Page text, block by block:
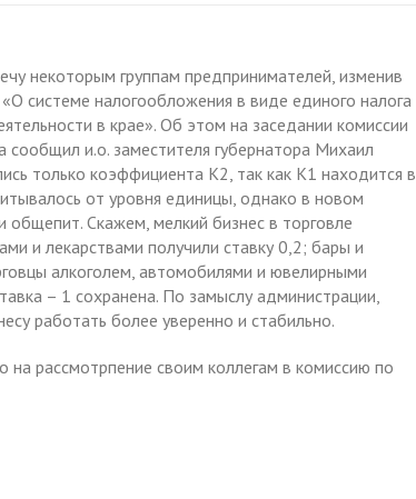
некоторым группам предпринимателей, изменив
системе налогообложения в виде единого налога
в крае». Об этом на заседании комиссии
и.о. заместителя губернатора Михаил
только коэффициента К2, так как К1 находится в
от уровня единицы, однако в новом
общепит. Скажем, мелкий бизнес в торговле
и лекарствами получили ставку 0,2; бары и
алкоголем, автомобилями и ювелирными
– 1 сохранена. По замыслу администрации,
работать более уверенно и стабильно.
на рассмотрпение своим коллегам в комиссию по